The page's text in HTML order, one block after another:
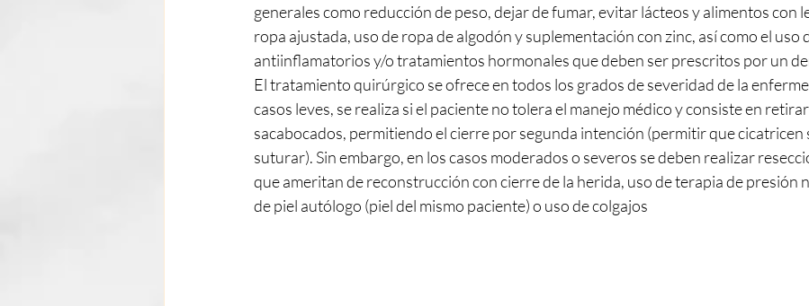
generales como reducción de peso, dejar de fumar, evitar lácteos y alimentos con
ropa ajustada, uso de ropa de algodón y suplementación con zinc, así como el uso
antiinflamatorios y/o tratamientos hormonales que deben ser prescritos por un
El tratamiento quirúrgico se ofrece en todos los grados de severidad de la
casos leves, se realiza si el paciente no tolera el manejo médico y consiste en
sacabocados, permitiendo el cierre por segunda intención (permitir que cicatricen
suturar). Sin embargo, en los casos moderados o severos se deben realizar
que ameritan de reconstrucción con cierre de la herida, uso de terapia de presión
de piel autólogo (piel del mismo paciente) o uso de colgajos